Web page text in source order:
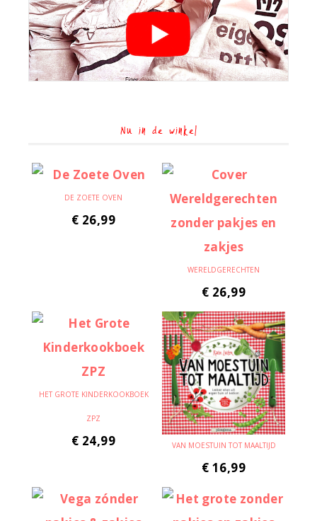
Nu in de winkel
DE ZOETE OVEN
€ 26,99
WERELDGERECHTEN
€ 26,99
HET GROTE KINDERKOOKBOEK
ZPZ
€ 24,99 VAN MOESTUIN TOT MAALTIJD
€ 16,99